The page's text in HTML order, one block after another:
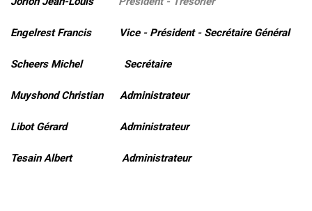
Engelrest Francis Vice - Président - Secrétaire Général
Scheers Michel Secrétaire
Muyshond Christian Administrateur
Libot Gérard Administrateur
Tesain Albert Administrateur